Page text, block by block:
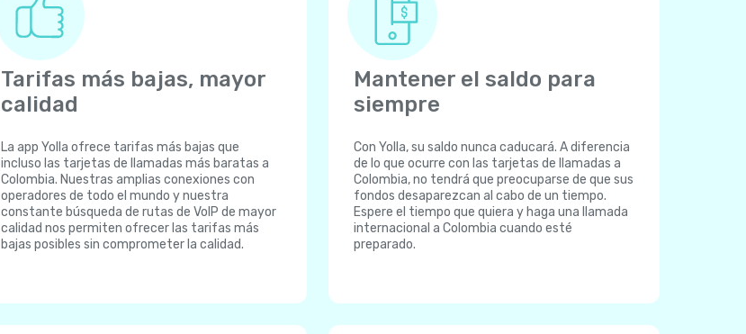
Tarifas más bajas, mayor
calidad
La app Yolla ofrece tarifas más bajas que
incluso las tarjetas de llamadas más baratas a
Colombia. Nuestras amplias conexiones con
operadores de todo el mundo y nuestra
constante búsqueda de rutas de VoIP de mayor
calidad nos permiten ofrecer las tarifas más
bajas posibles sin comprometer la calidad.
Mantener el saldo para
siempre
Con Yolla, su saldo nunca caducará. A diferencia
de lo que ocurre con las tarjetas de llamadas a
Colombia, no tendrá que preocuparse de que sus
fondos desaparezcan al cabo de un tiempo.
Espere el tiempo que quiera y haga una llamada
internacional a Colombia cuando esté
preparado.